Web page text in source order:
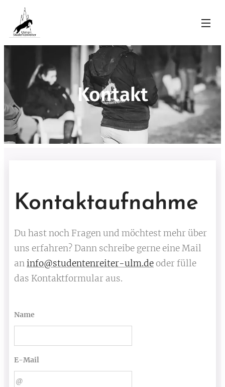
Kontakt
Kontaktaufnahme
Du hast noch Fragen und möchtest mehr über
uns erfahren? Dann schreibe gerne eine Mail
aninfo@studentenreiter-ulm.de oder fülle
das Kontaktformular aus.
Name
E-Mail